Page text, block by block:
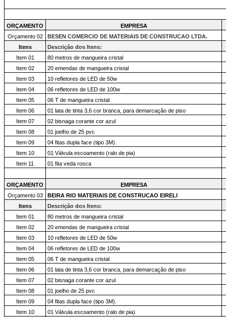
ORÇAMENTO
EMPRESA
Orçamento 02
BESEN COMERCIO DE MATERIAIS DE CONSTRUCAO LTDA.
Itens
Descrição dos Itens:
Item 01
80 metros de mangueira cristal
Item 02
20 emendas de mangueira cristal
Item 03
10 refletores de LED de 50w
Item 04
06 refletores de LED de 100w
Item 05
06 T de mangueira cristal
Item 06
01 lata de tinta 3,6 cor branca, para demarcação de piso
Item 07
02 bisnaga corante cor azul
Item 08
01 joelho de 25 pvc
Item 09
04 fitas dupla face (tipo 3M).
Item 10
01 Válvula escoamento (ralo de pia)
Item 11
01 fita veda rosca
ORÇAMENTO
EMPRESA
Orçamento 03
BEIRA RIO MATERIAIS DE CONSTRUCAO EIRELI
Itens
Descrição dos Itens:
Item 01
80 metros de mangueira cristal
Item 02
20 emendas de mangueira cristal
Item 03
10 refletores de LED de 50w
Item 04
06 refletores de LED de 100w
Item 05
06 T de mangueira cristal
Item 06
01 lata de tinta 3,6 cor branca, para demarcação de piso
Item 07
02 bisnaga corante cor azul
Item 08
01 joelho de 25 pvc
Item 09
04 fitas dupla face (tipo 3M).
Item 10
01 Válvula escoamento (ralo de pia)